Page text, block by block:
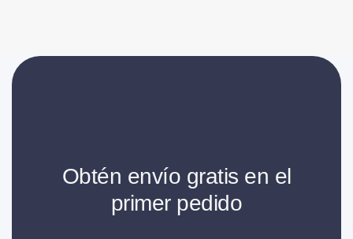
Obtén envío gratis en el
primer pedido